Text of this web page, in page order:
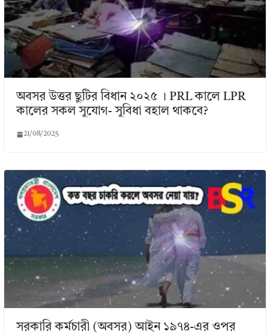
অবসর উত্তর ছুটির বিধান ২০২৫ । PRL কালে LPR
কালের সকল সুযোগ- সুবিধা বহাল থাকবে?
21/08/2025
সরকারি কর্মচারী (অবসর) আইন ১৯৭৪-এর ওপর